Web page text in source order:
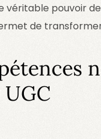
véritable pouvoir
de transformer